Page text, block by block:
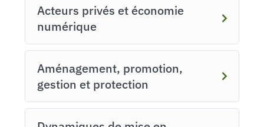
Acteurs privés et économie
numérique
Aménagement, promotion,
gestion et protection